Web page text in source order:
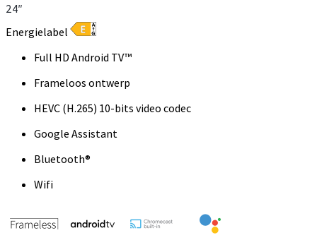
24″
Energielabel
Full HD Android TV™
Frameloos ontwerp
HEVC (H.265) 10-bits video codec
Google Assistant
Bluetooth®
Wifi